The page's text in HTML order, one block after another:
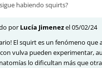
habiendo squirts?
por Lucía Jimenezel 05/02/24
El squirt es un fenómeno que
vulva pueden experimentar,
lo dificultan más que